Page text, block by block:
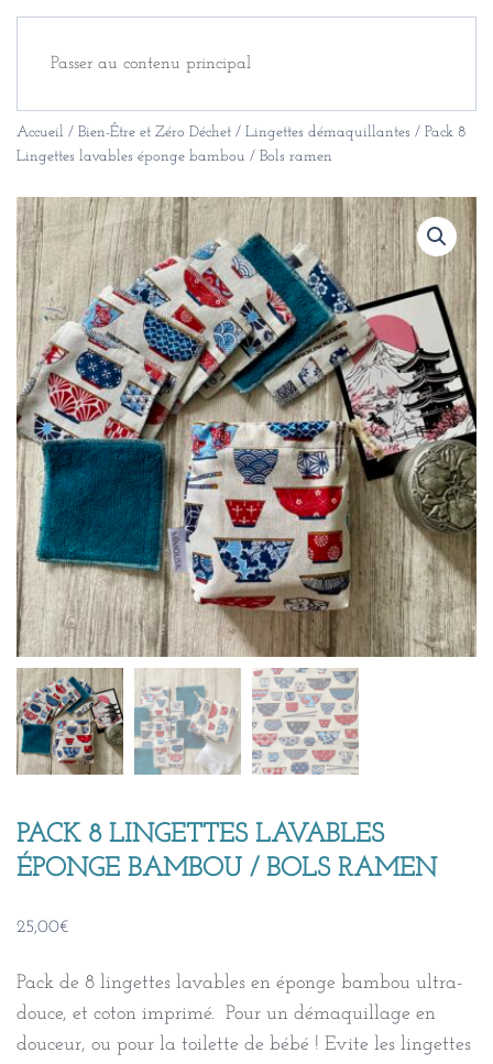
Passer au contenu principal
Accueil / Bien-Être et Zéro Déchet / Lingettes démaquillantes / Pack 8
Lingettes lavables éponge bambou / Bols ramen
PACK 8 LINGETTES LAVABLES
ÉPONGE BAMBOU / BOLS RAMEN
25,00€
Pack de 8 lingettes lavables en éponge bambou ultra-
douce, et coton imprimé. Pour un démaquillage en
douceur, ou pour la toilette de bébé ! Evite les lingettes